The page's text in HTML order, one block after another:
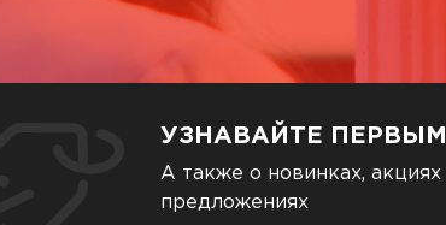
УЗНАВАЙТЕ
А также о новинках,
предложениях